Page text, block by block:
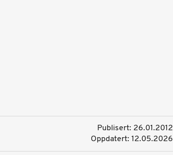
Publisert: 26.01.2012
Oppdatert: 12.05.2026